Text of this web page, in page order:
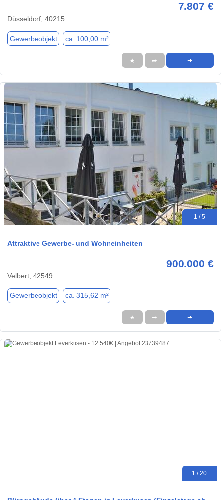
7.807 €
Düsseldorf, 40215
Gewerbeobjekt ca. 100,00 m²
★ ➦ ➜
1 / 5
Attraktive Gewerbe- und Wohneinheiten
900.000 €
Velbert, 42549
Gewerbeobjekt ca. 315,62 m²
★ ➦ ➜
1 / 20